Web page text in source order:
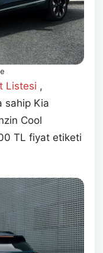
Listesi ,
sahip Kia
Cool
TL fiyat etiketi